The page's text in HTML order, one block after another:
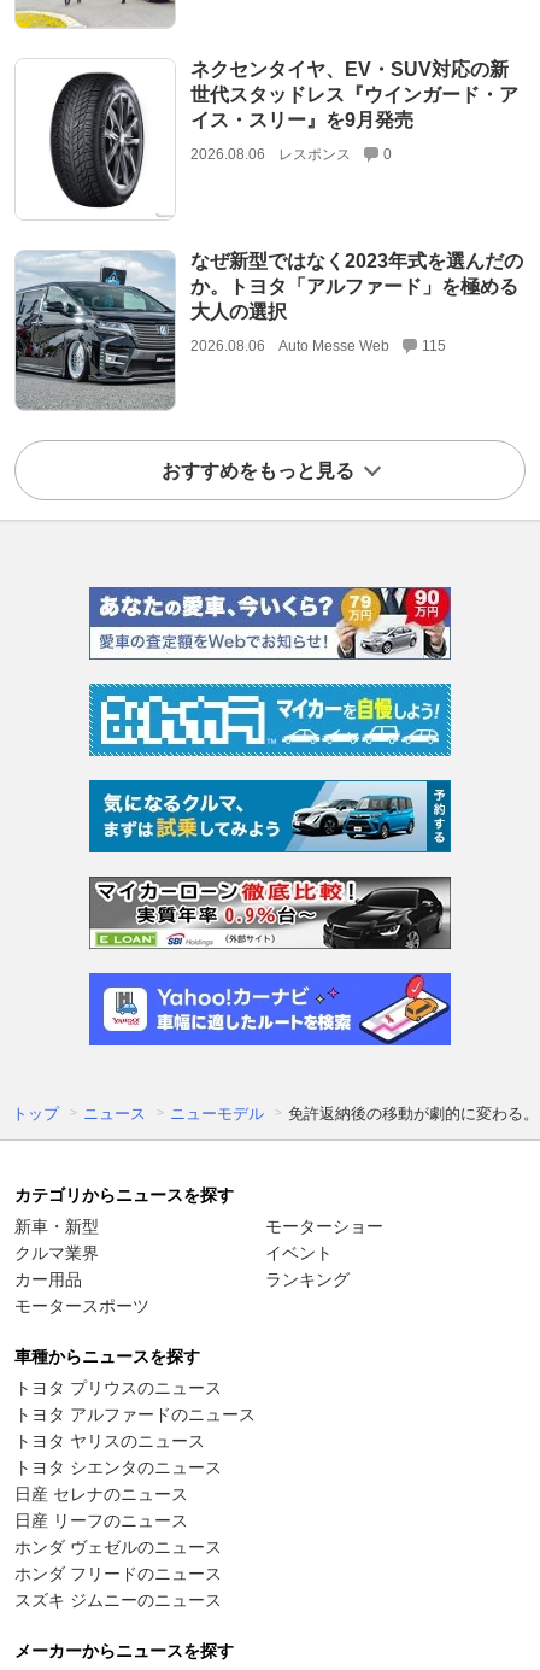
ネクセンタイヤ、EV・SUV対応の新
世代スタッドレス『ウインガード・ア
イス・スリー』を9月発売
2026.08.06 レスポンス 0
なぜ新型ではなく2023年式を選んだの
か。トヨタ「アルファード」を極める
大人の選択
2026.08.06 Auto Messe Web 115
おすすめをもっと見る
トップ ニュース ニューモデル 免許返納後の移動が劇的に変わる
カテゴリからニュースを探す
新車・新型
クルマ業界
カー用品
モータースポーツ
モーターショー
イベント
ランキング
車種からニュースを探す
トヨタ プリウスのニュース
トヨタ アルファードのニュース
トヨタ ヤリスのニュース
トヨタ シエンタのニュース
日産 セレナのニュース
日産 リーフのニュース
ホンダ ヴェゼルのニュース
ホンダ フリードのニュース
スズキ ジムニーのニュース
メーカーからニュースを探す